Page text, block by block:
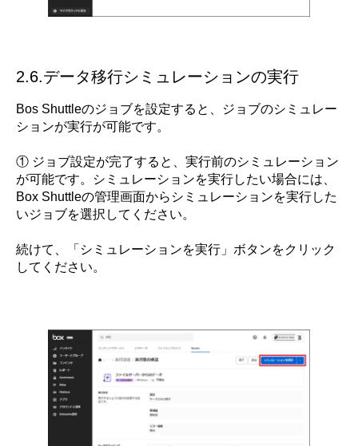
2.6.データ移行シミュレーションの実行
Bos Shuttleのジョブを設定すると、ジョブのシミュレー
ションが実行が可能です。
① ジョブ設定が完了すると、実行前のシミュレーション
が可能です。シミュレーションを実行したい場合には、
Box Shuttleの管理画面からシミュレーションを実行した
いジョブを選択してください。
続けて、「シミュレーションを実行」ボタンをクリック
してください。